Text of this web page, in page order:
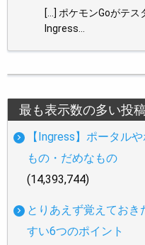
[…] ポケモンGoがテス
Ingress…
最も表示数の多い投稿
【Ingress】ポータル
もの・だめなもの
(14,393,744)
とりあえず覚えてお
すい6つのポイント